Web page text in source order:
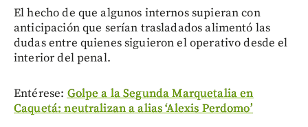
El hecho de que algunos internos supieran con
anticipación que serían trasladados alimentó las
dudas entre quienes siguieron el operativo desde el
interior del penal.
Entérese: Golpe a la Segunda Marquetalia en
Caquetá: neutralizan a alias ‘Alexis Perdomo’